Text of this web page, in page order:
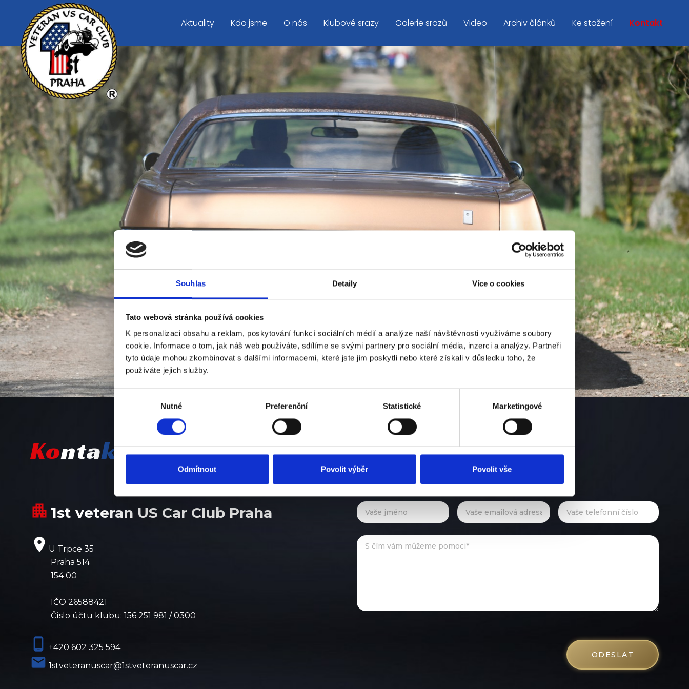
Souhlas Detaily Více o cookies
Tato webová stránka používá cookies
K personalizaci obsahu a reklam, poskytování funkcí sociálních médií a analýze naší návštěvnosti využíváme soubory
cookie. Informace o tom, jak náš web používáte, sdílíme se svými partnery pro sociální média, inzerci a analýzy. Partneři
tyto údaje mohou zkombinovat s dalšími informacemi, které jste jim poskytli nebo které získali v důsledku toho, že
používáte jejich služby.
Výběr
Nutné Preferenční Statistické Marketingové
Odmítnout Povolit výběr Povolit vše
Aktuality Kdo jsme O nás Klubové srazy Galerie srazů Video Archiv článků Ke stažení Kontakt
Kontakt
apartment 1st veteran US Car Club Praha
place U Trpce 35
Praha 514
154 00
IČO 26588421
Číslo účtu klubu: 156 251 981 / 0300
phone_android +420 602 325 594
local_post_office 1stveteranuscar@1stveteranuscar.cz